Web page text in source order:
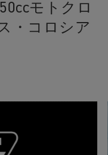
モトクロ
・コロシア